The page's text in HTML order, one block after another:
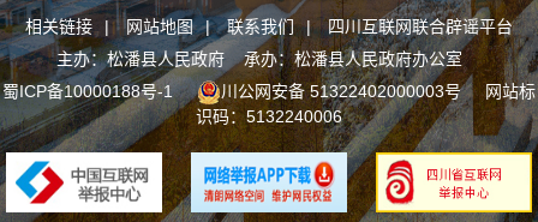
相关链接 | 网站地图 | 联系我们 |
四川互联网联合辟谣平台
主办：松潘县人民政府 承办：松潘县人民政府办公室
蜀ICP备10000188号-1
川公网安备 51322402000003号网站标
识码：5132240006